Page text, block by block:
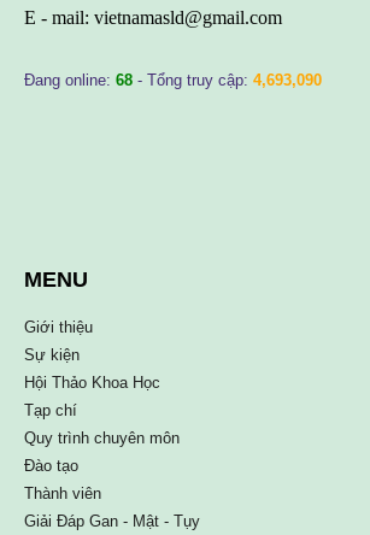
E - mail: vietnamasld@gmail.com
Đang online: 68 - Tổng truy cập: 4,693,090
MENU
Giới thiệu
Sự kiện
Hội Thảo Khoa Học
Tạp chí
Quy trình chuyên môn
Đào tạo
Thành viên
Giải Đáp Gan - Mật - Tụy